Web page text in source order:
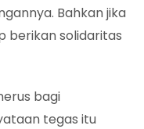
Bahkan jika
berikan solidaritas
bagi
tegas itu